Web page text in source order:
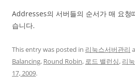
Addresses의 서버들의 순서가 매 요청
습니다.
This entry was posted in 리눅스서버관리
Balancing, Round Robin, 로드 밸런싱, 리
17, 2009.